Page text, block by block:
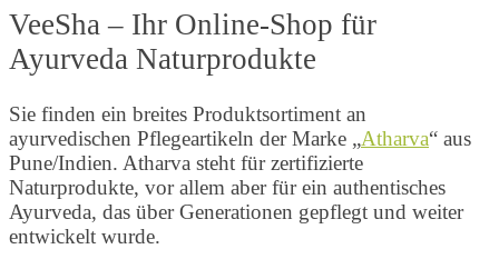
weist
mehrere
Varianten
auf.
Optionen
können
auf
der
Produktseite
gewählt
VeeSha – Ihr Online-Shop für
Ayurveda Naturprodukte
Sie finden ein breites Produktsortiment an
ayurvedischen Pflegeartikeln der Marke „Atharva“ aus
Pune/Indien. Atharva steht für zertifizierte
Naturprodukte, vor allem aber für ein authentisches
Ayurveda, das über Generationen gepflegt und weiter
entwickelt wurde.